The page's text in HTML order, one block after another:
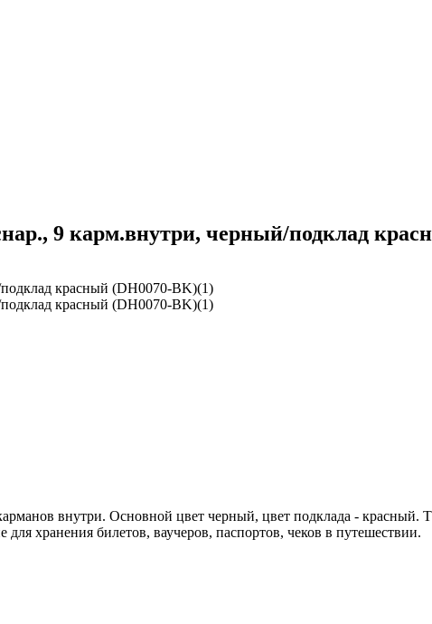
9 карм.внутри, черный/подклад
внутри. Основной цвет черный, цвет подклада - красный.
хранения билетов, ваучеров, паспортов, чеков в путешествии.